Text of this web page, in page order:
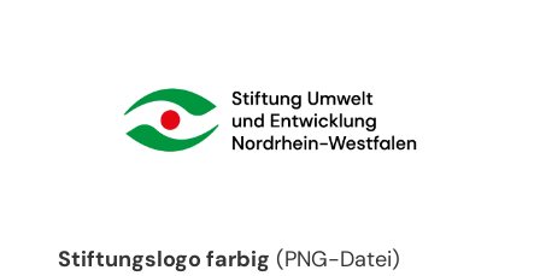
Stiftungslogo farbig (PNG-Datei)